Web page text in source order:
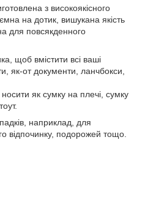
з високоякісного
на дотик, вишукана якість
для повсякденного
щоб вмістити всі ваші
як-от документи, ланчбокси,
як сумку на плечі, сумку
наприклад, для
відпочинку, подорожей тощо.